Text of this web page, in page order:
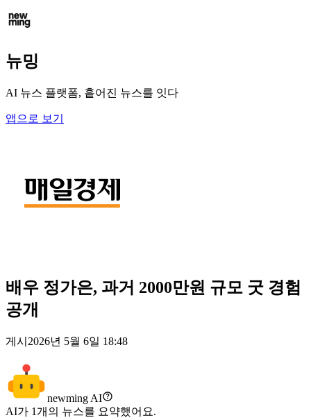
뉴밍
AI 뉴스 플랫폼, 흩어진 뉴스를 잇다
앱으로 보기
배우 정가은, 과거 2000만원 규모 굿 경험
공개
게시 2026년 5월 6일 18:48
newming AI
AI가 1개의 뉴스를 요약했어요.